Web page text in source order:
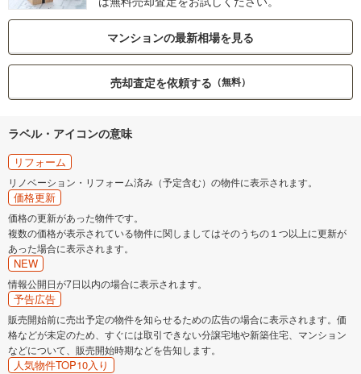
マンションの最新相場を見る
売却査定を依頼する （無料）
ラベル・アイコンの意味
リフォーム
リノベーション・リフォーム済み（予定含む）の物件に表示されます。
価格更新
価格の更新があった物件です。
複数の価格が表示されている物件に関しましてはそのうちの１つ以上に更新が
あった場合に表示されます。
NEW
情報公開日が7日以内の場合に表示されます。
予告広告
販売開始前に売出予定の物件を知らせるための広告の場合に表示されます。価
格などが未定のため、すぐには取引できない分譲宅地や新築住宅、マンション
などについて、販売開始時期などを告知します。
人気物件TOP10入り